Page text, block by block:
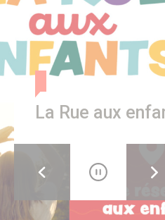
Villes jumelées
Les villes jumelées
Le comité de jumelage
Les 50 ans du Jumelage avec
Carte d’identité de la ville
Habiter ou Visiter Senlis
S’implanter à Senlis
Où se garer à Senlis ?
Où séjourner à Senlis ?
Office de tourisme
Patrimoine & Histoire
Senlis, son histoire
Forum